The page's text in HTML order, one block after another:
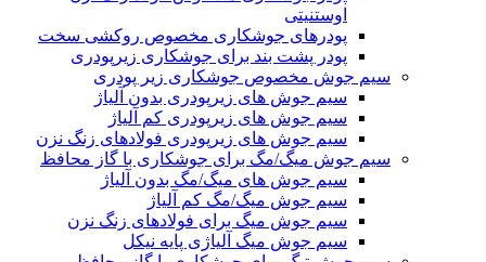
اوستنیتی
پودرهای جوشکاری مخصوص روکشی سخت
پودر پشت بند برای جوشکاری زیرپودری
سیم جوش مخصوص جوشکاری زیر پودری
سیم جوش های زیرپودری بدون آلیاژ
سیم جوش های زیرپودری کم آلیاژ
سیم جوش های زیرپودری فولادهای زنگ نزن
سیم جوش میگ/مگ برای جوشکاری با گاز محافظ
سیم جوش های میگ/مگ بدون آلیاژ
سیم جوش میگ/مگ کم آلیاژ
سیم جوش میگ برای فولادهای زنگ نزن
سیم جوش میگ آلیاژی پایه نیکل